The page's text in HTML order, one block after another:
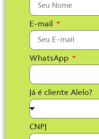
E-mail
WhatsApp
Já é cliente Alelo?
CNPJ